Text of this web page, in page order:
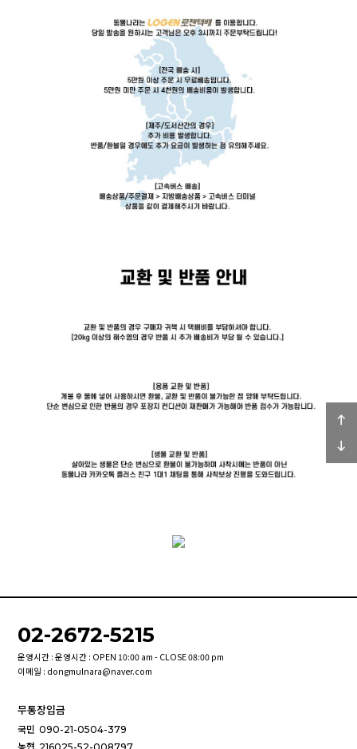
02-2672-5215
운영시간 : 운영시간 : OPEN 10:00 am - CLOSE 08:00 pm
이메일 : dongmulnara@naver.com
무통장입금
국민 090-21-0504-379
농협